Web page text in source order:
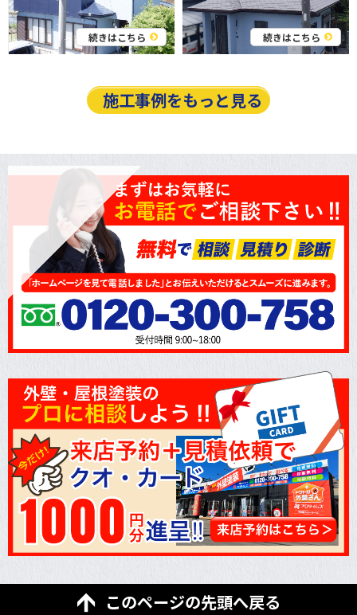
続きはこちら 続きはこちら
施工事例をもっと見る
このページの先頭へ戻る